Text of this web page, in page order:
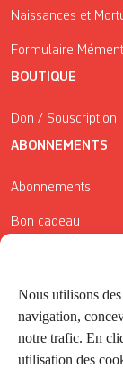
Nous utilisons
navigation,
notre trafic. En
utilisation des
Naissances et
Formulaire
BOUTIQUE
Don / Souscription
ABONNEMENTS
Abonnements
Bon cadeau
Conditions
Réductions de la
Application